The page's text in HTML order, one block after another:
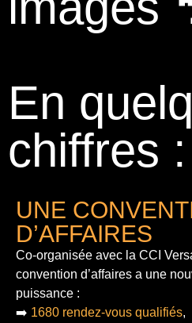
En
chiffres :
UNE
D’AFFAIRES
Co-organisée avec la CCI
convention d’affaires a une
puissance :
➡️ 1680 rendez-vous qualifiés,